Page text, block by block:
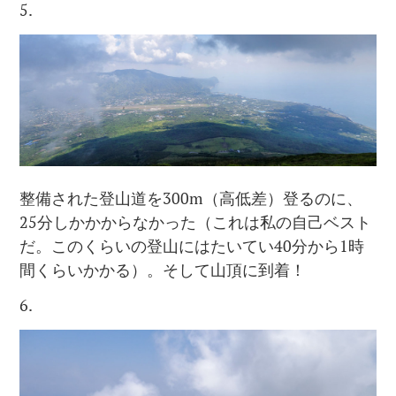
5.
整備された登山道を300m（高低差）登るのに、
25分しかかからなかった（これは私の自己ベスト
だ。このくらいの登山にはたいてい40分から1時
間くらいかかる）。そして山頂に到着！
6.